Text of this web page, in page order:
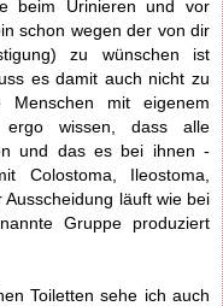
beim Urinieren und vor
schon wegen der von dir
zu wünschen ist
es damit auch nicht zu
mit eigenem
ergo wissen, dass alle
und das es bei ihnen -
Colostoma, Ileostoma,
läuft wie bei
Gruppe produziert
Toiletten sehe ich auch